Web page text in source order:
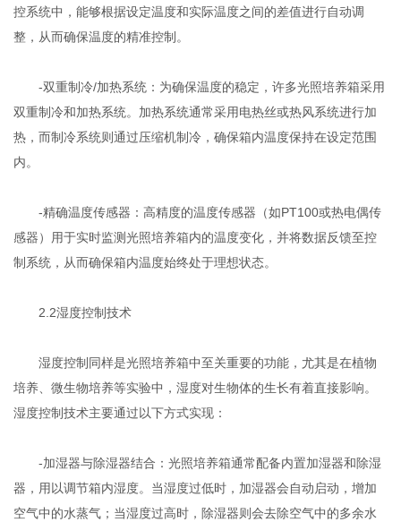
控系统中，能够根据设定温度和实际温度之间的差值进行自动调
整，从而确保温度的精准控制。
-双重制冷/加热系统：为确保温度的稳定，许多光照培养箱采用
双重制冷和加热系统。加热系统通常采用电热丝或热风系统进行加
热，而制冷系统则通过压缩机制冷，确保箱内温度保持在设定范围
内。
-精确温度传感器：高精度的温度传感器（如PT100或热电偶传
感器）用于实时监测光照培养箱内的温度变化，并将数据反馈至控
制系统，从而确保箱内温度始终处于理想状态。
2.2湿度控制技术
湿度控制同样是光照培养箱中至关重要的功能，尤其是在植物
培养、微生物培养等实验中，湿度对生物体的生长有着直接影响。
湿度控制技术主要通过以下方式实现：
-加湿器与除湿器结合：光照培养箱通常配备内置加湿器和除湿
器，用以调节箱内湿度。当湿度过低时，加湿器会自动启动，增加
空气中的水蒸气；当湿度过高时，除湿器则会去除空气中的多余水